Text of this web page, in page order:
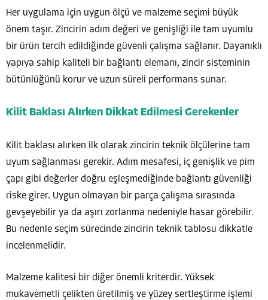
Her uygulama için uygun ölçü ve malzeme seçimi büyük
önem taşır. Zincirin adım değeri ve genişliği ile tam uyumlu
bir ürün tercih edildiğinde güvenli çalışma sağlanır. Dayanıklı
yapıya sahip kaliteli bir bağlantı elemanı, zincir sisteminin
bütünlüğünü korur ve uzun süreli performans sunar.
Kilit Baklası Alırken Dikkat Edilmesi Gerekenler
Kilit baklası alırken ilk olarak zincirin teknik ölçülerine tam
uyum sağlanması gerekir. Adım mesafesi, iç genişlik ve pim
çapı gibi değerler doğru eşleşmediğinde bağlantı güvenliği
riske girer. Uygun olmayan bir parça çalışma sırasında
gevşeyebilir ya da aşırı zorlanma nedeniyle hasar görebilir.
Bu nedenle seçim sürecinde zincirin teknik tablosu dikkatle
incelenmelidir.
Malzeme kalitesi bir diğer önemli kriterdir. Yüksek
mukavemetli çelikten üretilmiş ve yüzey sertleştirme işlemi